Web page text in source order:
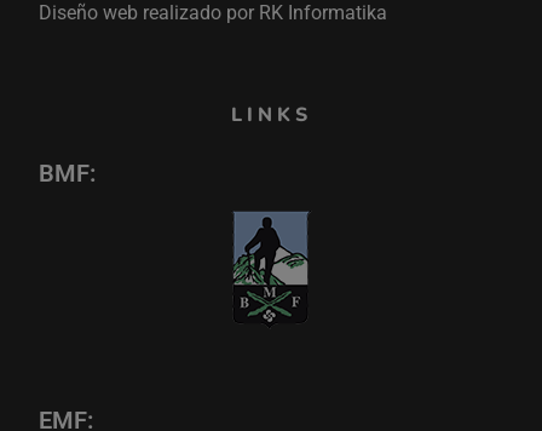
Diseño web realizado por RK Informatika
LINKS
BMF:
EMF: